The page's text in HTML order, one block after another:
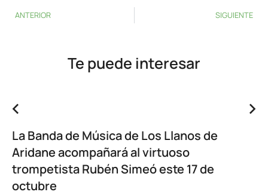
ANTERIOR SIGUIENTE
Te puede interesar
La Banda de Música de Los Llanos de
Aridane acompañará al virtuoso
trompetista Rubén Simeó este 17 de
octubre